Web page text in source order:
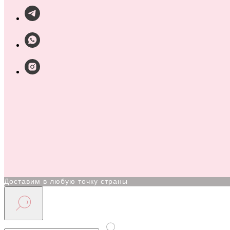
Доставим в любую точку страны
По Хабаровску курьер в день оформления заказа